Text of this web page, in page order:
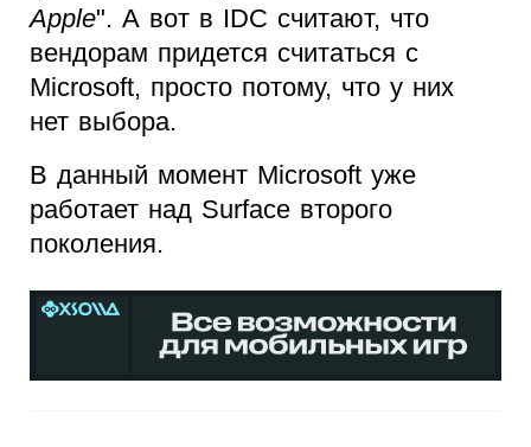
Apple". А вот в IDC считают, что
вендорам придется считаться с
Microsoft, просто потому, что у них
нет выбора.
В данный момент Microsoft уже
работает над Surface второго
поколения.